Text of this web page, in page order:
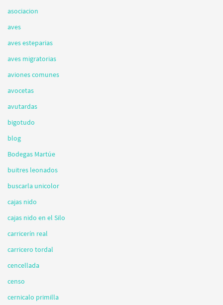
asociacion
aves
aves esteparias
aves migratorias
aviones comunes
avocetas
avutardas
bigotudo
blog
Bodegas Martúe
buitres leonados
buscarla unicolor
cajas nido
cajas nido en el Silo
carricerín real
carricero tordal
cencellada
censo
cernicalo primilla